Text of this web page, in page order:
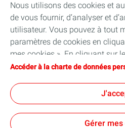
Lubrifiants Automobiles
Professionnels
TotalEnergies DAFA
Nous utilisons des cookies et
de vous fournir, d’analyser et
utilisateur. Vous pouvez à tout
paramètres de cookies en
mes cookies ». En cliquant sur
vous acceptez le dépôt de
techniques nécessaires au bon
seront utilisés. Pour plus
consulter la page « Charte de
Accéder à la charte de données
Gérer mes